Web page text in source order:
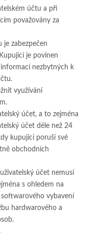
účtu a při
považovány za
je zabezpečen
je povinen
nezbytných k
využívání
účet, a to zejména
účet déle než 24
kupující poruší své
obchodních
účet nemusí
s ohledem na
vybavení
hardwarového a